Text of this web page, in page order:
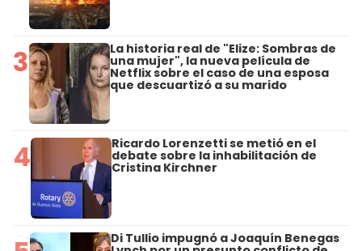
3 La historia real de "Elize: Sombras de
una mujer", la nueva película de
Netflix sobre el caso de una esposa
que descuartizó a su marido
4 Ricardo Lorenzetti se metió en el
debate sobre la inhabilitación de
Cristina Kirchner
Di Tullio impugnó a Joaquín Benegas